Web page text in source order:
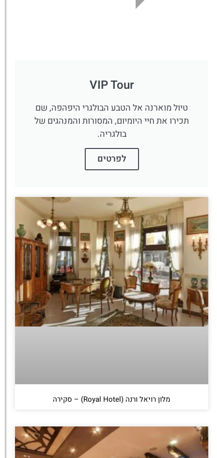
VIP Tour
טיול מוארנה אל הטבע הבולגרי היפהפה, שם
תכירו את חיי היומיום, המסורות והמנהגים של
בולגריה.
לפרטים
מלון רויאל ורנה (Royal Hotel) – סקירה